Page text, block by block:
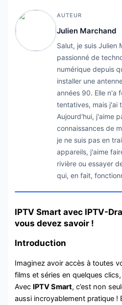
AUTEUR
Julien Marchand
Salut, je suis Julien
passionné de
numérique depuis
installer une
années 90. Elle n'a
tentatives, mais j'ai
Aujourd'hui, j'aime
connaissances de
je ne suis pas en
appareils, j'aime
rivière ou essayer
qui, en fait,
IPTV Smart avec IPTV-
vous devez savoir !
Introduction
Imaginez avoir accès à toutes
films et séries en quelques
Avec IPTV Smart, c’est non
aussi incroyablement pratique !